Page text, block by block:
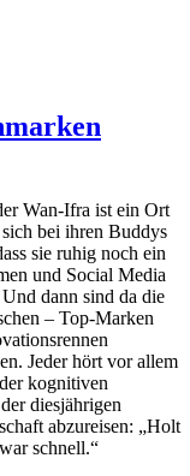
Wan-Ifra ist ein Ort
bei ihren Buddys
sie ruhig noch ein
und Social Media
dann sind da die
– Top-Marken
Jeder hört vor allem
kognitiven
diesjährigen
abzureisen: „Holt
schnell.“